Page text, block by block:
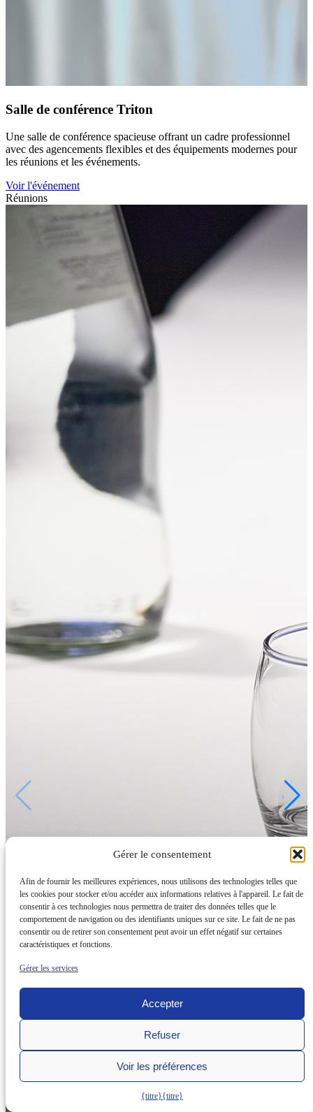
Gérer le consentement
Afin de fournir les meilleures expériences, nous utilisons des technologies telles que
les cookies pour stocker et/ou accéder aux informations relatives à l'appareil. Le fait de
consentir à ces technologies nous permettra de traiter des données telles que le
comportement de navigation ou des identifiants uniques sur ce site. Le fait de ne pas
consentir ou de retirer son consentement peut avoir un effet négatif sur certaines
caractéristiques et fonctions.
Gérer les services
Accepter
Refuser
Voir les préférences
{titre}{titre}
Salle de conférence Triton
Une salle de conférence spacieuse offrant un cadre professionnel
avec des agencements flexibles et des équipements modernes pour
les réunions et les événements.
Voir l'événement
Réunions